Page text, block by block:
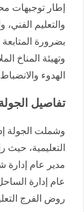
إطار توجيهات
والتعليم الفني،
بضرورة المتابعة
وتهيئة المناخ
الهدوء والانضباط
تفاصيل
وشملت الجولة
التعليمية،
مدير عام إدارة
عام إدارة
روض الفرج